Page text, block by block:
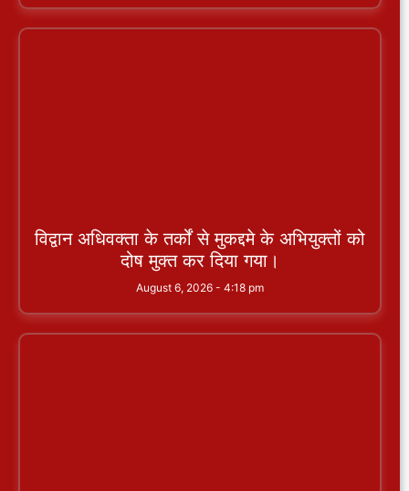
विद्वान अधिवक्ता के तर्कों से मुकद्दमे के अभियुक्तों को
दोष मुक्त कर दिया गया।
August 6, 2026 4:18 pm